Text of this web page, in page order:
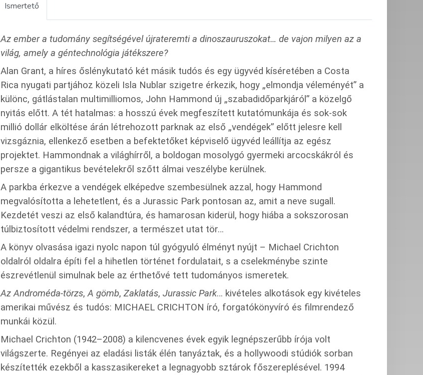
Ismertető
Az ember a tudomány segítségével újrateremti a dinoszauruszokat… de vajon milyen az a
világ, amely a géntechnológia játékszere?
Alan Grant, a híres őslénykutató két másik tudós és egy ügyvéd kíséretében a Costa
Rica nyugati partjához közeli Isla Nublar szigetre érkezik, hogy „elmondja véleményét” a
különc, gátlástalan multimilliomos, John Hammond új „szabadidőparkjáról” a közelgő
nyitás előtt. A tét hatalmas: a hosszú évek megfeszített kutatómunkája és sok-sok
millió dollár elköltése árán létrehozott parknak az első „vendégek” előtt jelesre kell
vizsgáznia, ellenkező esetben a befektetőket képviselő ügyvéd leállítja az egész
projektet. Hammondnak a világhírről, a boldogan mosolygó gyermeki arcocskákról és
persze a gigantikus bevételekről szőtt álmai veszélybe kerülnek.
A parkba érkezve a vendégek elképedve szembesülnek azzal, hogy Hammond
megvalósította a lehetetlent, és a Jurassic Park pontosan az, amit a neve sugall.
Kezdetét veszi az első kalandtúra, és hamarosan kiderül, hogy hiába a sokszorosan
túlbiztosított védelmi rendszer, a természet utat tör…
A könyv olvasása igazi nyolc napon túl gyógyuló élményt nyújt – Michael Crichton
oldalról oldalra építi fel a hihetlen történet fordulatait, s a cselekménybe szinte
észrevétlenül simulnak bele az érthetővé tett tudományos ismeretek.
Az Androméda-törzs,A gömb, Zaklatás, Jurassic Park… kivételes alkotások egy kivételes
amerikai művész és tudós: MICHAEL CRICHTON író, forgatókönyvíró és filmrendező
munkái közül.
Michael Crichton (1942–2008) a kilencvenes évek egyik legnépszerűbb írója volt
világszerte. Regényei az eladási listák élén tanyáztak, és a hollywoodi stúdiók sorban
készítették ezekből a kasszasikereket a legnagyobb sztárok főszereplésével. 1994